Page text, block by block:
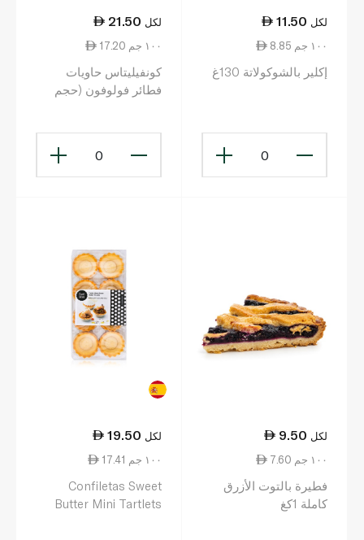
11.50 لكل
8.85 ١٠٠ جم
إكلير بالشوكولاتة 130غ
0
21.50 لكل
17.20 ١٠٠ جم
كونفيليتاس حاويات
فطائر فولوفون (حجم
0
9.50 لكل
7.60 ١٠٠ جم
فطيرة بالتوت الأزرق
كاملة 1كغ
19.50 لكل
17.41 ١٠٠ جم
Confiletas Sweet
Butter Mini Tartlets